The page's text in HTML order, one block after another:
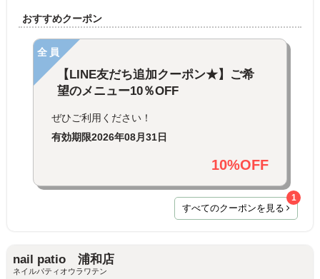
おすすめクーポン
全員
【LINE友だち追加クーポン★】ご希
望のメニュー10％OFF
ぜひご利用ください！
有効期限2026年08月31日
10%OFF
すべてのクーポンを見る
1
nail patio 浦和店
ネイルパティオウラワテン